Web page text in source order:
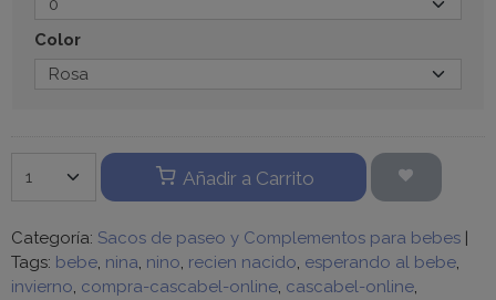
Color
Añadir a Carrito
Categoría: Sacos de paseo y Complementos para bebes |
Tags: bebe nina nino recien nacido esperando al bebe
invierno compra-cascabel-online cascabel-online